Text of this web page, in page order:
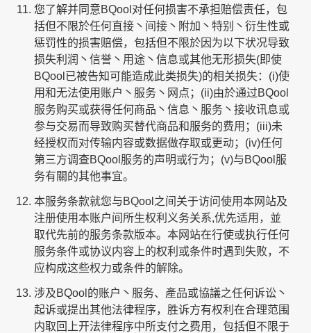
您了解并同意BQool对任何损害不承担赔偿责任，包
括但不限於任何直接丶间接丶附加丶特别丶衍生性或
惩罚性的损害赔偿，包括但不限於因为以下状况导致
损失利润丶信誉丶用途丶信息或其他无形损失(即使
BQool已被告知可能造成此类损失)的相关损失：(i)使
用和无法使用账户丶服务丶网点；(ii)由於通过BQool
服务购买或获得任何商品丶信息丶服务丶接收讯息或
参与交易而导致购买替代商品和服务的费用；(iii)未
经授权而对传输内容或数据做存取或更动；(iv)任何
第三方调查BQool服务的声明或行为；(v)与BQool服
务有關的其他事宜。
本服务条款就您与BQool之间关于访问使用本网站及
注册使用本账户间所生权利义务关系,优先适用，並
取代先前的服务条款版本。本网站在行使或执行任何
服务条件或协议内容上的权利或条件时遇到失败，不
应构成这些权力或条件的解除。
涉及BQool的账户丶服务、產品或協議之任何诉讼丶
起诉或提出其他法律程序，胜诉方有权利在合理范围
内取回上开法律程序中所支付之费用，包括但不限于